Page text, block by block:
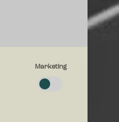
at aktivere
Marketing